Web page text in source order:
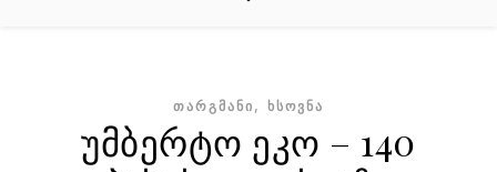
ᲗᲐᲠᲒᲛᲐᲜᲘ, ᲮᲡᲝᲕᲜᲐ
უმბერტო ეკო – 140